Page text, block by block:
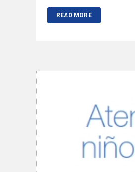
READ MORE